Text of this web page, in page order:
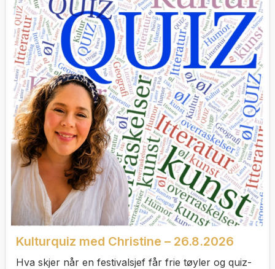
Kulturquiz med Christine – 26.8.2026
Hva skjer når en festivalsjef får frie tøyler og quiz-